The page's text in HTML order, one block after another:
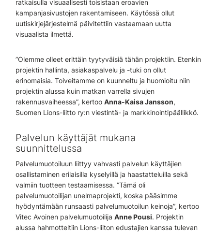
ratkaisulla visuaalisesti toisistaan eroavien
kampanjasivustojen rakentamiseen. Käytössä ollut
uutiskirjejärjestelmä päivitettiin vastaamaan uutta
visuaalista ilmettä.
”Olemme olleet erittäin tyytyväisiä tähän projektiin. Etenkin
projektin hallinta, asiakaspalvelu ja -tuki on ollut
erinomaisia. Toiveitamme on kuunneltu ja huomioitu niin
projektin alussa kuin matkan varrella sivujen
rakennusvaiheessa”, kertoo Anna-Kaisa Jansson,
Suomen Lions-liitto ry:n viestintä- ja markkinointipäällikkö.
Palvelun käyttäjät mukana
suunnittelussa
Palvelumuotoiluun liittyy vahvasti palvelun käyttäjien
osallistaminen erilaisilla kyselyillä ja haastatteluilla sekä
valmiin tuotteen testaamisessa. ”Tämä oli
palvelumuotoilijan unelmaprojekti, koska pääsimme
hyödyntämään runsaasti palvelumuotoilun keinoja”, kertoo
Vitec Avoinen palvelumuotoilija Anne Pousi. Projektin
alussa hahmotteltiin Lions-liiton edustajien kanssa tulevan